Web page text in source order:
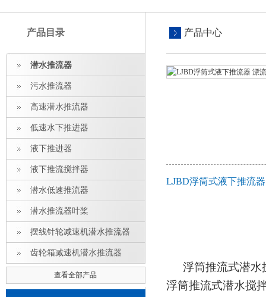
产品目录
潜水推流器
污水推流器
高速潜水推流器
低速水下推进器
液下推进器
液下推流搅拌器
潜水低速推流器
潜水推流器叶桨
摆线针轮减速机潜水推流器
齿轮箱减速机潜水推流器
查看全部产品
产品中心
LJBD浮筒式液下推流
浮筒推流式潜水
浮筒推流式潜水搅